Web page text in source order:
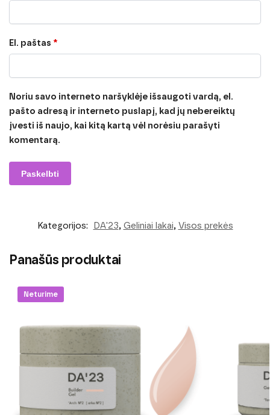
El. paštas *
Noriu savo interneto naršyklėje išsaugoti vardą, el.
pašto adresą ir interneto puslapį, kad jų nebereiktų
įvesti iš naujo, kai kitą kartą vėl norėsiu parašyti
komentarą.
Kategorijos: DA'23, Geliniai lakai, Visos prekės
Panašūs produktai
Neturime